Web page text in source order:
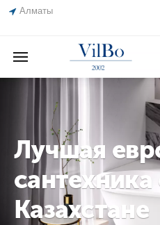
Алматы
Лучшая
Казахстане